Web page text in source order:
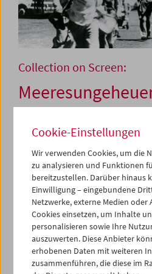
Collection on Screen:
13. bis 15. Dezember 2024
"Mag uns die sichtbare Welt
Liebe gebildet; der Stoff des
Was Herman Melville in seinem
Meeresungeheuer-Klassiker
Wal festhält, gilt auch fürs Kino:
dem Stoff der Leinwand
Blicklust auch die Angstlust
gruseln und sich der Illusion von
versteht sich wie von selbst,
Cookie-Einstellungen
Wir verwenden Cookies, um die
zu analysieren und Funktionen
bereitzustellen. Darüber hinaus
Einwilligung – eingebundene
Netzwerke, externe Medien oder
Cookies einsetzen, um Inhalte
personalisieren sowie Ihre
auszuwerten. Diese Anbieter
erhobenen Daten mit weiteren
zusammenführen, die diese im